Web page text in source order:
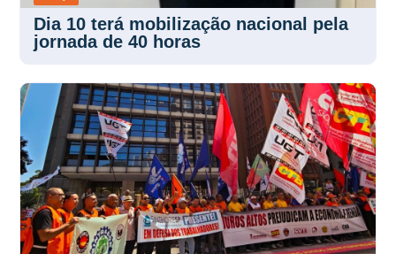
Dia 10 terá mobilização nacional pela
jornada de 40 horas